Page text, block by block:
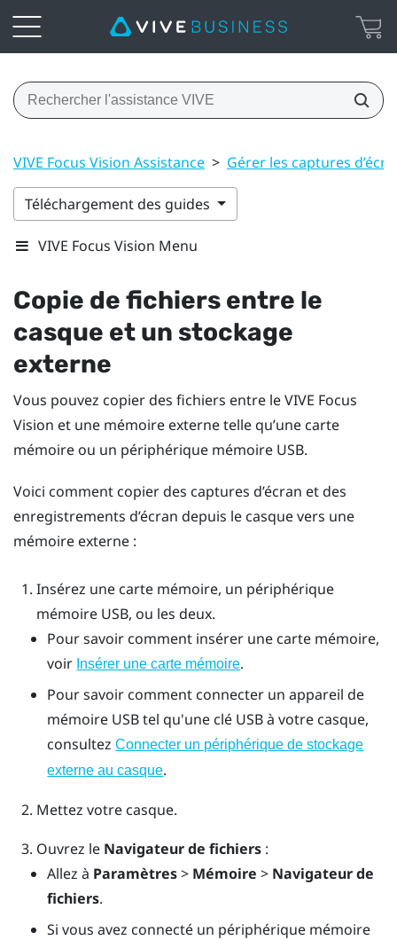
VIVE Focus Vision Assistance > Gérer les captures
Téléchargement des guides
VIVE Focus Vision Menu
Copie de fichiers entre le
casque et un stockage
externe
Vous pouvez copier des fichiers entre leVIVE Focus
Vision et une mémoire externe telle qu’une carte
mémoire ou un périphérique mémoire USB.
Voici comment copier des captures d’écran et des
enregistrements d’écran depuis le casque vers une
mémoire externe :
Insérez une carte mémoire, un périphérique
mémoire USB, ou les deux.
Pour savoir comment insérer une carte mémoire,
voir Insérer une carte mémoire.
Pour savoir comment connecter un appareil de
mémoire USB tel qu'une clé USB à votre casque,
consultezConnecter un périphérique de stockage
externe au casque.
Mettez votre casque.
Ouvrez le Navigateur de fichiers :
Allez à Paramètres> Mémoire > Navigateur de
fichiers.
Si vous avez connecté un périphérique mémoire